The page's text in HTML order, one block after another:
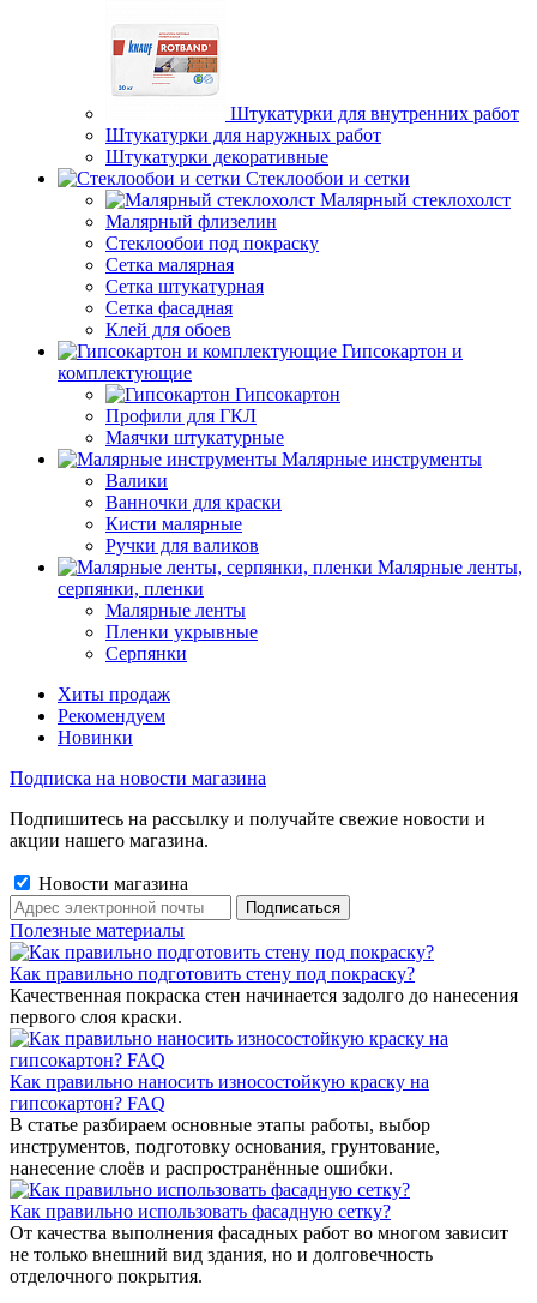
Штукатурки для внутренних работ
Штукатурки для наружных работ
Штукатурки декоративные
Стеклообои и сетки
Малярный стеклохолст
Малярный флизелин
Стеклообои под покраску
Сетка малярная
Сетка штукатурная
Сетка фасадная
Клей для обоев
Гипсокартон и
комплектующие
Гипсокартон
Профили для ГКЛ
Маячки штукатурные
Малярные инструменты
Валики
Ванночки для краски
Кисти малярные
Ручки для валиков
Малярные ленты,
серпянки, пленки
Малярные ленты
Пленки укрывные
Серпянки
Хиты продаж
Рекомендуем
Новинки
Подписка на новости магазина
Подпишитесь на рассылку и получайте свежие новости и
акции нашего магазина.
Новости магазина
Полезные материалы
Как правильно подготовить стену под покраску?
Качественная покраска стен начинается задолго до нанесения
первого слоя краски.
Как правильно наносить износостойкую краску на
гипсокартон? FAQ
В статье разбираем основные этапы работы, выбор
инструментов, подготовку основания, грунтование,
нанесение слоёв и распространённые ошибки.
Как правильно использовать фасадную сетку?
От качества выполнения фасадных работ во многом зависит
не только внешний вид здания, но и долговечность
отделочного покрытия.